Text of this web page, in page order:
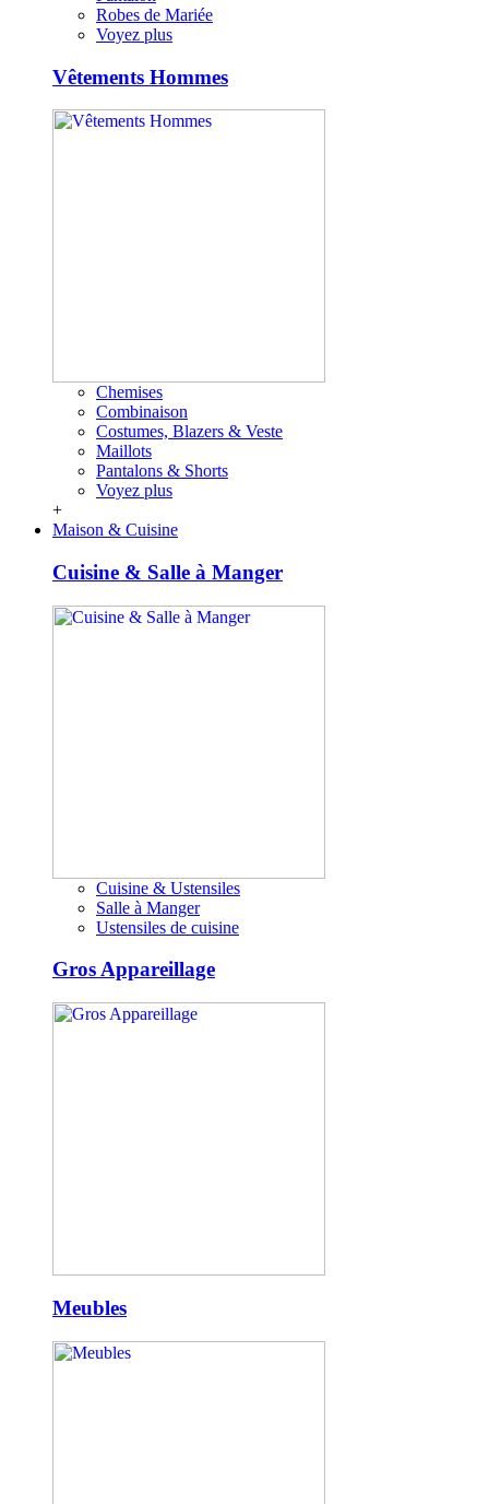
Robes de Mariée
Voyez plus
Vêtements Hommes
Chemises
Combinaison
Costumes, Blazers & Veste
Maillots
Pantalons & Shorts
Voyez plus
+
Maison & Cuisine
Cuisine & Salle à Manger
Cuisine & Ustensiles
Salle à Manger
Ustensiles de cuisine
Gros Appareillage
Meubles